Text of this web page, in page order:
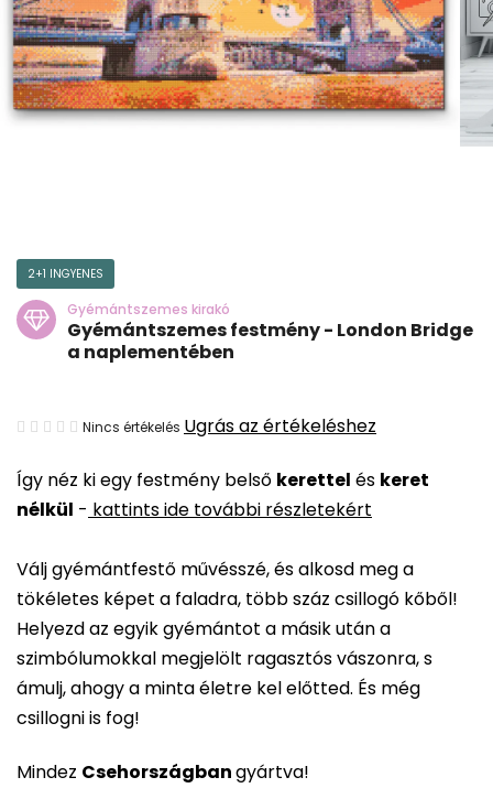
Így néz ki egy festmény belső kerettel és keret
nélkül - kattints ide további részletekért
Válj gyémántfestő művésszé, és alkosd meg a
tökéletes képet a faladra, több száz csillogó kőből!
Helyezd az egyik gyémántot a másik után a
szimbólumokkal megjelölt ragasztós vászonra, s
ámulj, ahogy a minta életre kel előtted. És még
csillogni is fog!
Mindez Csehországbangyártva!
2+1 INGYENES
Gyémántszemes kirakó
Gyémántszemes festmény - London Bridge
a naplementében
A
átlagos
értékelése
ből
0,0
csillag.
Nincs értékelés Ugrás az értékeléshez